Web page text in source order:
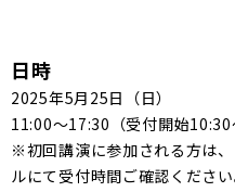
日時
2025年5月 25日（日）
11:00～17:30 （受付開始10:30
※初回講演に参加される方は
ルにて受付時間ご確認ください